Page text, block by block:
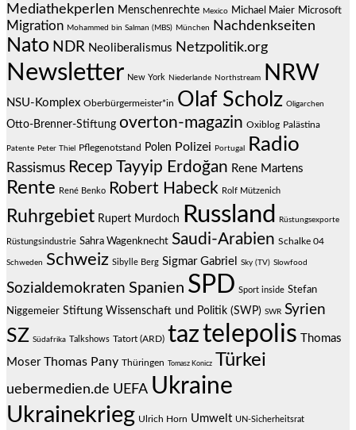
Mediathekperlen Menschenrechte Mexico Michael Maier Microsoft
Migration Mohammed bin Salman (MBS) München Nachdenkseiten
Nato NDR Neoliberalismus Netzpolitik.org
Newsletter New York Niederlande Northstream NRW
NSU-Komplex Oberbürgermeister*in Olaf Scholz Oligarchen
Otto-Brenner-Stiftung overton-magazin Oxiblog Palästina
Patente Peter Thiel Pflegenotstand Polen Polizei Portugal Radio
Rassismus Recep Tayyip Erdoğan Rene Martens
Rente René Benko Robert Habeck Rolf Mützenich
Ruhrgebiet Rupert Murdoch Russland Rüstungsexporte
Rüstungsindustrie Sahra Wagenknecht Saudi-Arabien Schalke 04
Schweden Schweiz Sibylle Berg Sigmar Gabriel Sky (TV) Slowfood
Sozialdemokraten Spanien SPD Sport inside Stefan
Niggemeier Stiftung Wissenschaft und Politik (SWP) SWR Syrien
SZ Südafrika Talkshows Tatort (ARD) taztelepolis Thomas
Moser Thomas Pany Thüringen Tomasz Konicz Türkei
uebermedien.de UEFA Ukraine
Ukrainekrieg Ulrich Horn Umwelt UN-Sicherheitsrat